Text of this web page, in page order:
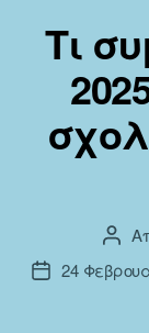
Τι
Ημ.24